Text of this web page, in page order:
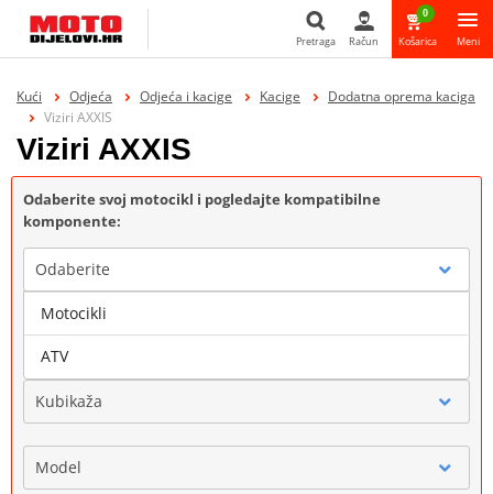
Pretraga
Pretraga Račun
0
Košarica Meni
Kući Odjeća Odjeća i kacige Kacige
Dodatna oprema kaciga
Viziri AXXIS
Viziri AXXIS
Odaberite svoj motocikl i pogledajte kompatibilne
komponente:
Odaberite
Marka
Kubikaža
Model
Motocikli
ATV